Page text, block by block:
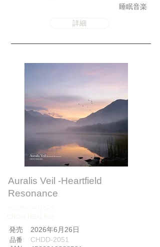
睡眠音楽
詳細
Auralis Veil -Heartfield
Resonance
​発売 2026年6月26日
品番 CHDD-2051